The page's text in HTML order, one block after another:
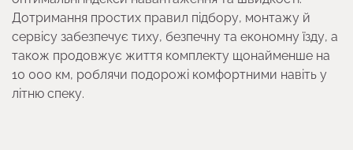
Дотримання простих правил підбору, монтажу й
сервісу забезпечує тиху, безпечну та економну їзду, а
також продовжує життя комплекту щонайменше на
10 000 км, роблячи подорожі комфортними навіть у
літню спеку.